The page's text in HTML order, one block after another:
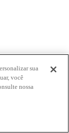
sua
você
nossa